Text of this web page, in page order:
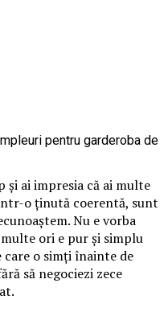
ai impresia că ai multe
o ținută coerentă, sunt
Nu e vorba
ori e pur și simplu
care o simți înainte de
să negociezi zece